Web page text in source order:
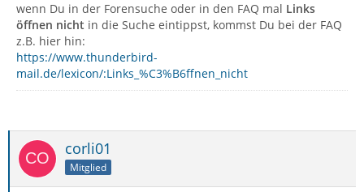
wenn Du in der Forensuche oder in den FAQ mal Links
öffnen nicht in die Suche eintippst, kommst Du bei der FAQ
z.B. hier hin:
https://www.thunderbird-
mail.de/lexicon/:Links_%C3%B6ffnen_nicht
corli01
Mitglied